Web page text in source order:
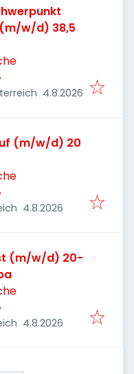
w/d) 38,5
Veröffentlicht
4.8.2026
(m/w/d) 20
Veröffentlicht :
4.8.2026
(m/w/d) 20-
Veröffentlicht :
4.8.2026